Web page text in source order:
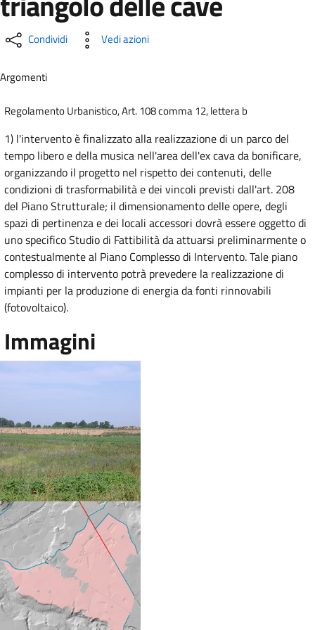
Condividi Vedi azioni
Argomenti
Regolamento Urbanistico, Art. 108 comma 12, lettera b
1) l'intervento è finalizzato alla realizzazione di un parco del
tempo libero e della musica nell'area dell'ex cava da bonificare,
organizzando il progetto nel rispetto dei contenuti, delle
condizioni di trasformabilità e dei vincoli previsti dall'art. 208
del Piano Strutturale; il dimensionamento delle opere, degli
spazi di pertinenza e dei locali accessori dovrà essere oggetto di
uno specifico Studio di Fattibilità da attuarsi preliminarmente o
contestualmente al Piano Complesso di Intervento. Tale piano
complesso di intervento potrà prevedere la realizzazione di
impianti per la produzione di energia da fonti rinnovabili
(fotovoltaico).
Immagini